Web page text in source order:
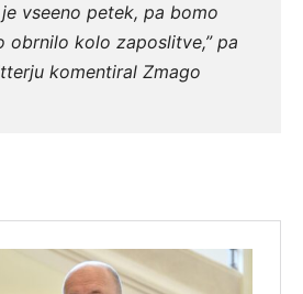
vseeno petek, pa bomo
obrnilo kolo zaposlitve,” pa
komentiral Zmago